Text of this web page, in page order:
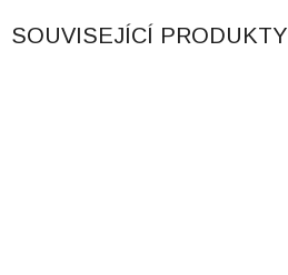
SOUVISEJÍCÍ PRODUKTY